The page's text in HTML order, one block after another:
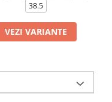
38.5
VEZI VARIANTE